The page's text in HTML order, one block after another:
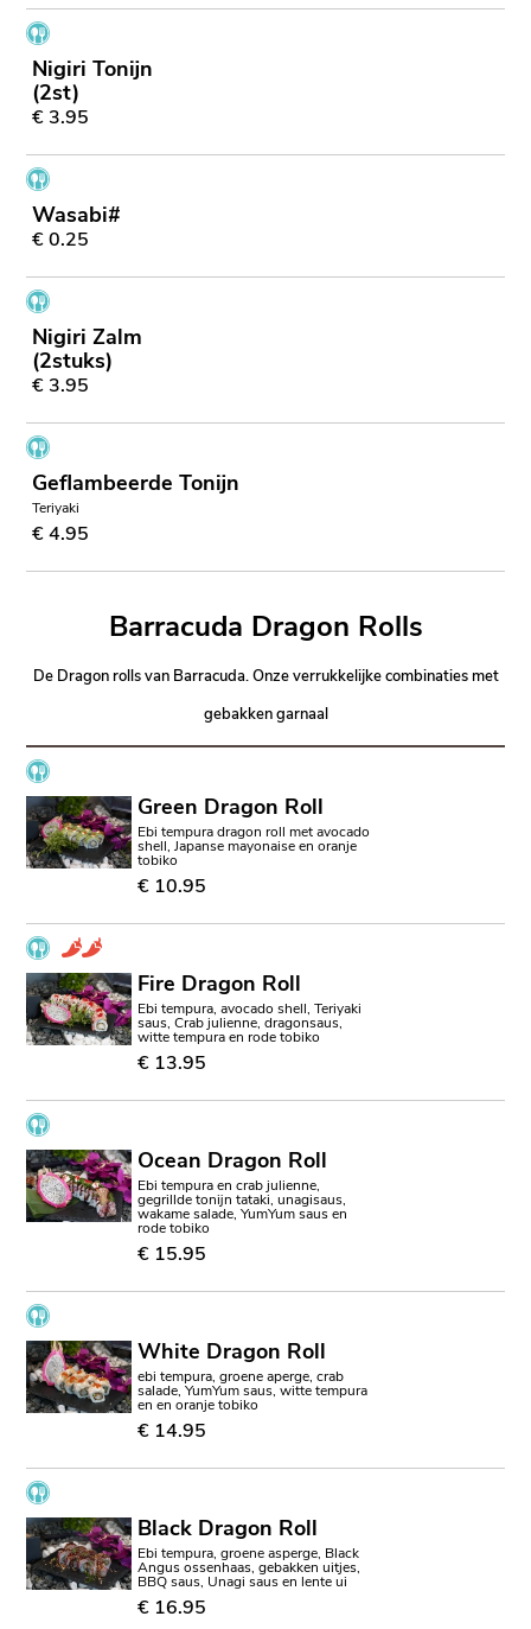
Nigiri Tonijn
(2st)
€ 3.95
Wasabi#
€ 0.25
Nigiri Zalm
(2stuks)
€ 3.95
Geflambeerde Tonijn
Teriyaki
€ 4.95
Barracuda Dragon Rolls
De Dragon rolls van Barracuda. Onze verrukkelijke combinaties met
gebakken garnaal
Green Dragon Roll
Ebi tempura dragon roll met avocado
shell, Japanse mayonaise en oranje
tobiko
€ 10.95
Fire Dragon Roll
Ebi tempura, avocado shell, Teriyaki
saus, Crab julienne, dragonsaus,
witte tempura en rode tobiko
€ 13.95
Ocean Dragon Roll
Ebi tempura en crab julienne,
gegrillde tonijn tataki, unagisaus,
wakame salade, YumYum saus en
rode tobiko
€ 15.95
White Dragon Roll
ebi tempura, groene aperge, crab
salade, YumYum saus, witte tempura
en en oranje tobiko
€ 14.95
Black Dragon Roll
Ebi tempura, groene asperge, Black
Angus ossenhaas, gebakken uitjes,
BBQ saus, Unagi saus en lente ui
€ 16.95